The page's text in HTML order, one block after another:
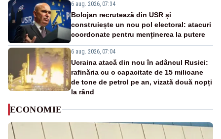
6 aug. 2026, 07:34
Bolojan recrutează din USR și
construiește un nou pol electoral: atacuri
coordonate pentru menținerea la putere
6 aug. 2026, 07:04
Ucraina atacă din nou în adâncul Rusiei:
rafinăria cu o capacitate de 15 milioane
de tone de petrol pe an, vizată două nopți
la rând
ECONOMIE